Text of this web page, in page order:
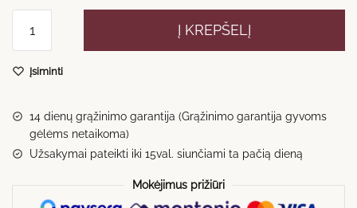
kiekis:
puokštė
Į KREPŠELĮ
Įsiminti
14 dienų grąžinimo garantija (Grąžinimo garantija gyvoms
gėlėms netaikoma)
Užsakymai pateikti iki 15val. siunčiami ta pačią dieną
Mokėjimus prižiūri